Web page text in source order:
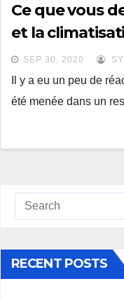
Ce que vous
et la
SEP 30, 2020
Il y a eu un peu de
été menée dans un
RECENT POSTS